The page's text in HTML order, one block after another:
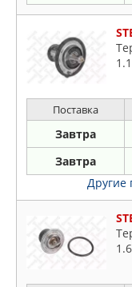
Поставка
Завтра
Завтра
Другие